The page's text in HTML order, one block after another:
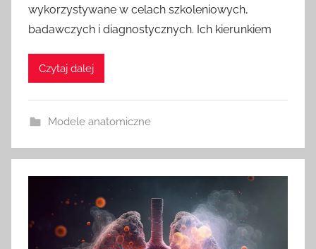
wykorzystywane w celach szkoleniowych,
badawczych i diagnostycznych. Ich kierunkiem
Czytaj dalej
Modele anatomiczne